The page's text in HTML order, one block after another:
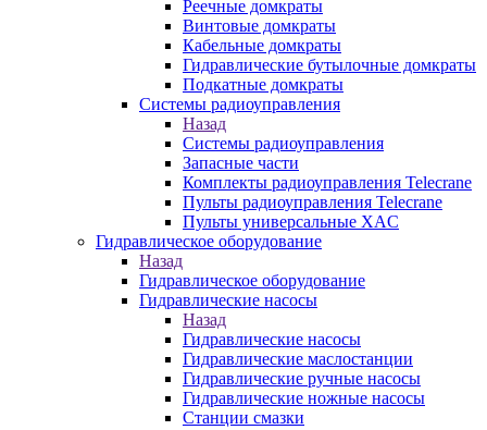
Реечные домкраты
Винтовые домкраты
Кабельные домкраты
Гидравлические бутылочные домкраты
Подкатные домкраты
Системы радиоуправления
Назад
Системы радиоуправления
Запасные части
Комплекты радиоуправления Telecrane
Пульты радиоуправления Telecrane
Пульты универсальные XAC
Гидравлическое оборудование
Назад
Гидравлическое оборудование
Гидравлические насосы
Назад
Гидравлические насосы
Гидравлические маслостанции
Гидравлические ручные насосы
Гидравлические ножные насосы
Станции смазки